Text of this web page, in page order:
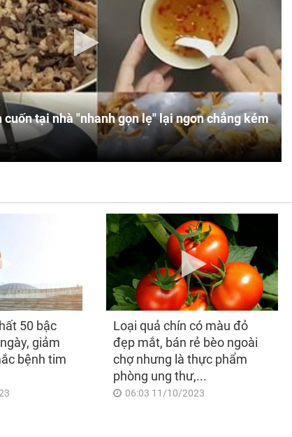
cuốn tại nhà "nhanh gọn lẹ" lại ngon chẳng kém
50 bậc
giảm
bệnh tim
Loại quả chín có màu đỏ
đẹp mắt, bán rẻ bèo ngoài
chợ nhưng là thực phẩm
phòng ung thư,...
06:03 11/10/2023